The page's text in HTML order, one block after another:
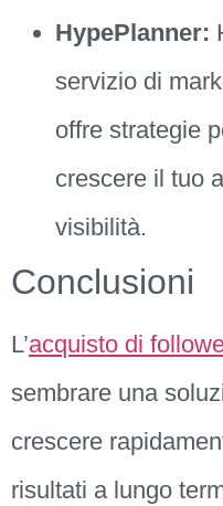
HypePlanner:
servizio di
offre strategie
crescere il tuo
visibilità.
Conclusioni
L’acquisto di
sembrare una
crescere
risultati a lungo